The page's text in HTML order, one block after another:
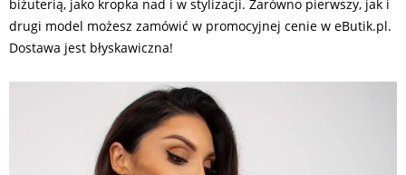
biżuterią, jako kropka nad i w stylizacji. Zarówno pierwszy, jak i
drugi model możesz zamówić w promocyjnej cenie w eButik.pl.
Dostawa jest błyskawiczna!